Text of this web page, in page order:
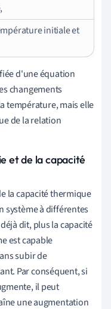
initiale et
d'une équation
changements
température, mais elle
de la relation
et de la capacité
la capacité thermique
système à différentes
dit, plus la capacité
est capable
subir de
Par conséquent, si
il peut
une augmentation